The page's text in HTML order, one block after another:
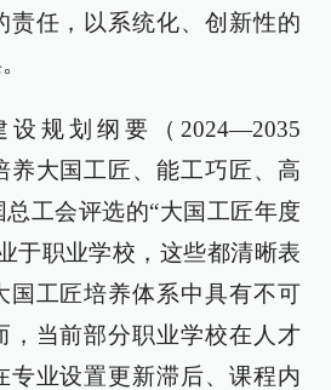
责任，以系统化、创新性的
规划纲要（2024—2035
养大国工匠、能工巧匠、高
工会评选的“大国工匠年度
于职业学校，这些都清晰表
国工匠培养体系中具有不可
，当前部分职业学校在人才
专业设置更新滞后、课程内